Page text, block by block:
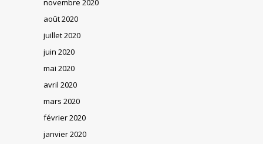
novembre 2020
août 2020
juillet 2020
juin 2020
mai 2020
avril 2020
mars 2020
février 2020
janvier 2020